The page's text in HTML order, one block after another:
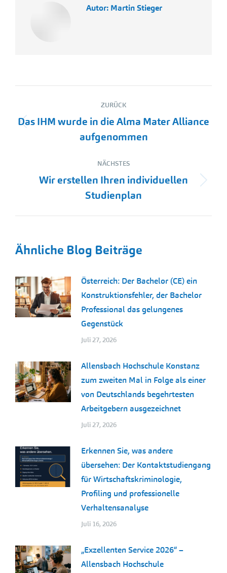
Autor: Martin Stieger
Kommentarnavigation
ZURÜCK
Vorheriger
Beitrag:
Das IHM wurde in die Alma Mater Alliance
aufgenommen
NÄCHSTES
Nächster
Beitrag:
Wir erstellen Ihren individuellen
Studienplan
Ähnliche Blog Beiträge
Österreich: Der Bachelor (CE) ein
Konstruktionsfehler, der Bachelor
Professional das gelungenes
Gegenstück
Juli 27, 2026
Allensbach Hochschule Konstanz
zum zweiten Mal in Folge als einer
von Deutschlands begehrtesten
Arbeitgebern ausgezeichnet
Juli 27, 2026
Erkennen Sie, was andere
übersehen: Der Kontaktstudiengang
für Wirtschaftskriminologie,
Profiling und professionelle
Verhaltensanalyse
Juli 16, 2026
„Exzellenten Service 2026“ –
Allensbach Hochschule